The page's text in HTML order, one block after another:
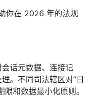
你在 2026 年的法规
话元数据、连接记
。不同司法辖区对“日
和数据最小化原则。